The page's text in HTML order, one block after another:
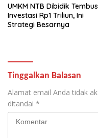
UMKM NTB Dibidik Tembus
Investasi Rp1 Triliun, Ini
Strategi Besarnya
Tinggalkan Balasan
Alamat email Anda tidak
ditandai *